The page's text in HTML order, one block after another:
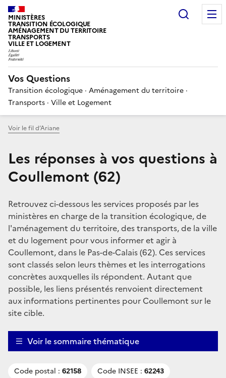
MINISTÈRES
TRANSITION ÉCOLOGIQUE
AMÉNAGEMENT DU TERRITOIRE
TRANSPORTS
VILLE ET LOGEMENT
Vos Questions
Transition écologique · Aménagement du territoire ·
Transports · Ville et Logement
Voir le fil d’Ariane
Les réponses à vos questions à
Coullemont (62)
Retrouvez ci-dessous les services proposés par les
ministères en charge de la transition écologique, de
l'aménagement du territoire, des transports, de la ville
et du logement pour vous informer et agir à
Coullemont, dans le Pas-de-Calais (62). Ces services
sont classés selon leurs thèmes et les interrogations
concrètes auxquelles ils répondent. Autant que
possible, les liens présentés renvoient directement
aux informations pertinentes pour Coullemont sur le
site cible.
Voir le sommaire thématique
Code postal : 62158 Code INSEE : 62243